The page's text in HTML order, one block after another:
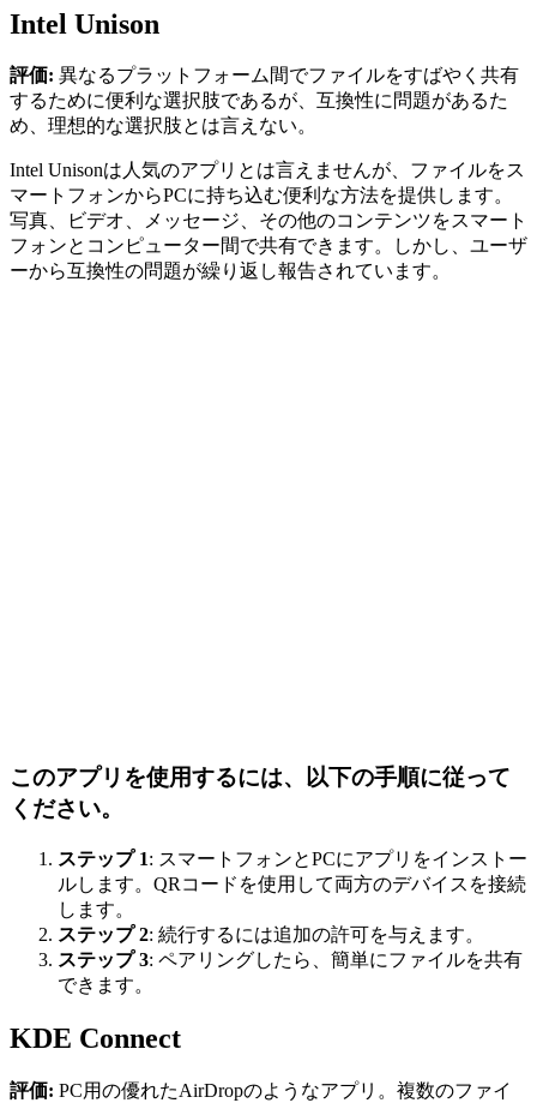
Intel Unison
評価: 異なるプラットフォーム間でファイルをすばやく共有
するために便利な選択肢であるが、互換性に問題があるた
め、理想的な選択肢とは言えない。
Intel Unisonは人気のアプリとは言えませんが、ファイルをス
マートフォンからPCに持ち込む便利な方法を提供します。
写真、ビデオ、メッセージ、その他のコンテンツをスマート
フォンとコンピューター間で共有できます。しかし、ユーザ
ーから互換性の問題が繰り返し報告されています。
このアプリを使用するには、以下の手順に従って
ください。
ステップ 1: スマートフォンとPCにアプリをインストー
ルします。QRコードを使用して両方のデバイスを接続
します。
ステップ 2: 続行するには追加の許可を与えます。
ステップ 3: ペアリングしたら、簡単にファイルを共有
できます。
KDE Connect
評価: PC用の優れたAirDropのようなアプリ。複数のファイ